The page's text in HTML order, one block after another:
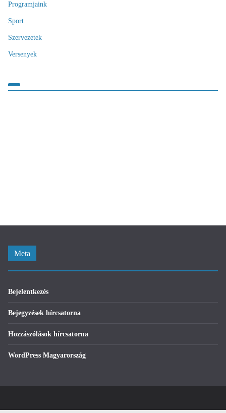
Programjaink
Sport
Szervezetek
Versenyek
Meta
Bejelentkezés
Bejegyzések hírcsatorna
Hozzászólások hírcsatorna
WordPress Magyarország